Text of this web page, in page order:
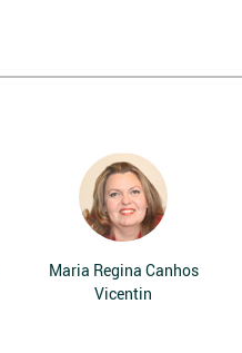
Maria Regina Canhos
Vicentin